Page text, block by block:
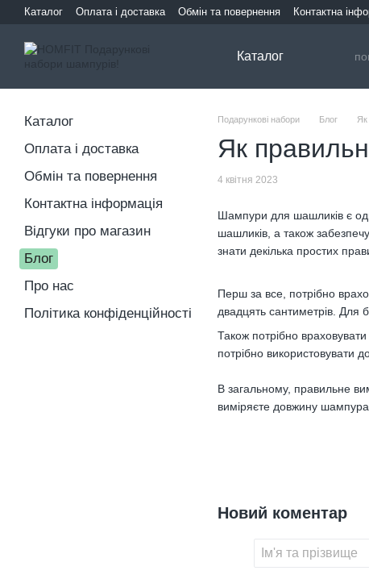
Перейти до основного контенту
Каталог Оплата і доставка Обмін та повернення Контактна
Каталог
Подарункові набори Блог
Як
4 квітня 2023
Шампури для шашликів є
шашликів, а також
знати декілька простих
Перш за все, потрібно
двадцять сантиметрів. Для
Також потрібно
потрібно використовувати
В загальному, правильне
виміряєте довжину
Новий коментар
Каталог
Оплата і доставка
Обмін та повернення
Контактна інформація
Відгуки про магазин
Блог
Про нас
Політика конфіденційності